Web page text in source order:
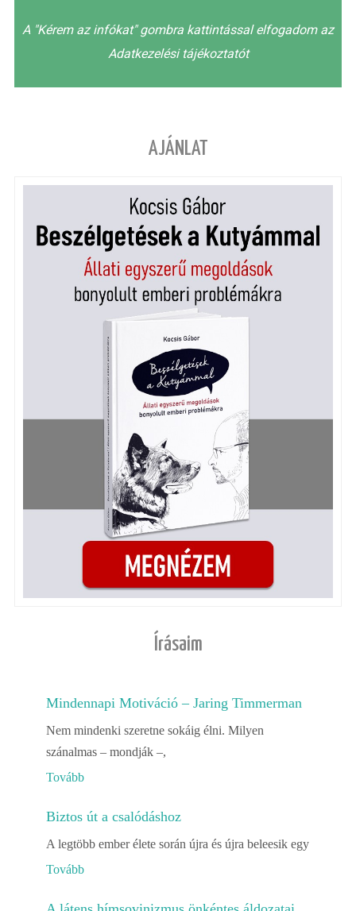
A "Kérem az infókat" gombra kattintással elfogadom az
Adatkezelési tájékoztatót
AJÁNLAT
Írásaim
Mindennapi Motiváció – Jaring Timmerman
Nem mindenki szeretne sokáig élni. Milyen
szánalmas – mondják –,
Tovább
Biztos út a csalódáshoz
A legtöbb ember élete során újra és újra beleesik egy
Tovább